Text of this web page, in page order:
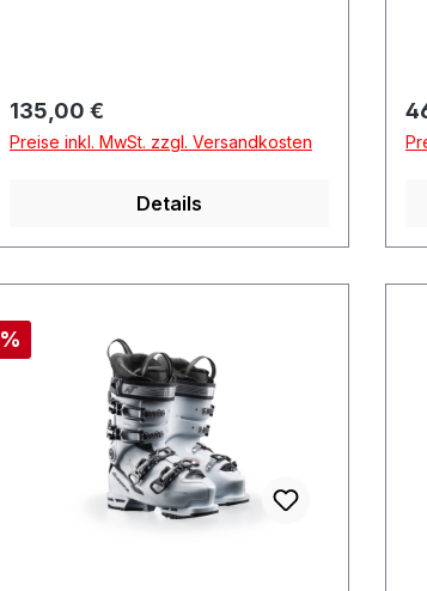
Regulärer Preis:
135,00 €
Preise inkl. MwSt. zzgl. Versandkosten
Details
Rabatt
%